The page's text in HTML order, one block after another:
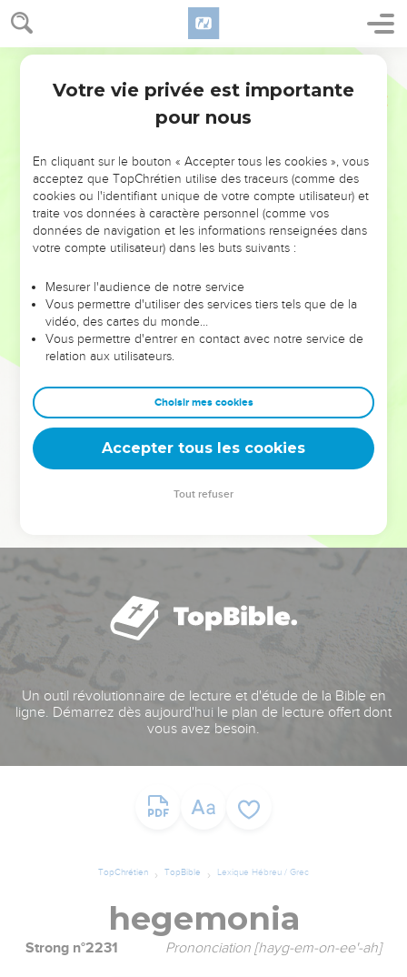
NE MANQUEZ PAS L’ÉVÉNEMENT
DE L’ANNÉE !
ET SI LEURS ERREURS POUVAIENT VOUS ÉVITER LES
VOTRES ?
leur foi ou leur vision. Mais on voit moins les doutes, les erreurs
et les saisons difficiles qu'ils ont traversés, alors même que ce
sont elles qui les ont façonnés.
Dans cette conférence, leaders, entrepreneurs, et responsables
clés pour avancer avec plus de sagesse afin que leurs erreurs
deviennent vos tremplins. Que vous guidiez un ministère, une
équipe, un groupe ou une famille, leur expérience est faite
Un outil révolutionnaire de lecture et d'étude de la Bible en
ligne. Démarrez dès aujourd'hui le plan de lecture offert dont
vous avez besoin.
TopChrétien TopBible Lexique Hébreu / Grec
hegemonia
Strong n°2231 Prononciation [hayg-em-on-ee'-ah]
Votre vie privée est importante
pour nous
En cliquant sur le bouton « Accepter tous les cookies », vous
acceptez que TopChrétien utilise des traceurs (comme des
cookies ou l'identifiant unique de votre compte utilisateur) et
traite vos données à caractère personnel (comme vos
données de navigation et les informations renseignées dans
votre compte utilisateur) dans les buts suivants :
Mesurer l'audience de notre service
Vous permettre d'utiliser des services tiers tels que de la
vidéo, des cartes du monde…
Vous permettre d'entrer en contact avec notre service de
relation aux utilisateurs.
Choisir mes cookies
Accepter tous les cookies
Tout refuser